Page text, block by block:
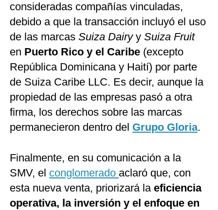
consideradas compañías vinculadas,
debido a que la transacción incluyó el uso
de las marcas Suiza Dairyy Suiza Fruit
en Puerto Rico y el Caribe (excepto
República Dominicana y Haití) por parte
de Suiza Caribe LLC. Es decir, aunque la
propiedad de las empresas pasó a otra
firma, los derechos sobre las marcas
permanecieron dentro del Grupo Gloria.
Finalmente, en su comunicación a la
SMV, el conglomerado aclaró que, con
esta nueva venta, priorizará laeficiencia
operativa, la inversión y el enfoque en